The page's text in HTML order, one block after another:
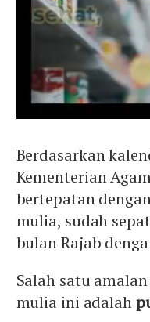
Berdasarkan
Kementerian
bertepatan
mulia, sudah
bulan Rajab
Salah satu
mulia ini adalah